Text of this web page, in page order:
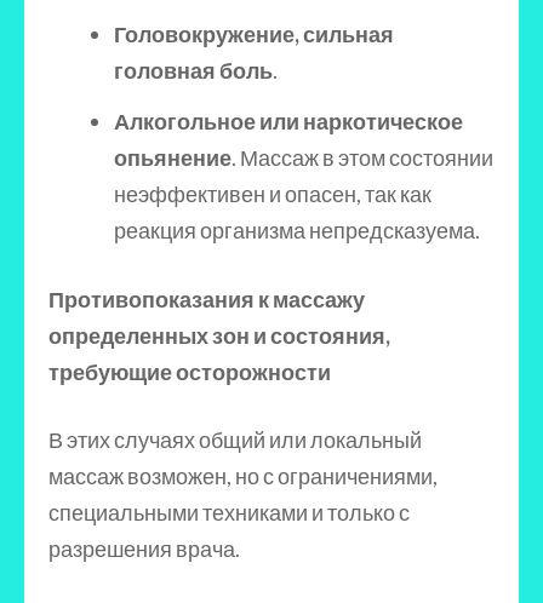
Головокружение, сильная
головная боль.
Алкогольное или наркотическое
опьянение. Массаж в этом состоянии
неэффективен и опасен, так как
реакция организма непредсказуема.
Противопоказания к массажу
определенных зон и состояния,
требующие осторожности
В этих случаях общий или локальный
массаж возможен, но с ограничениями,
специальными техниками и только с
разрешения врача.